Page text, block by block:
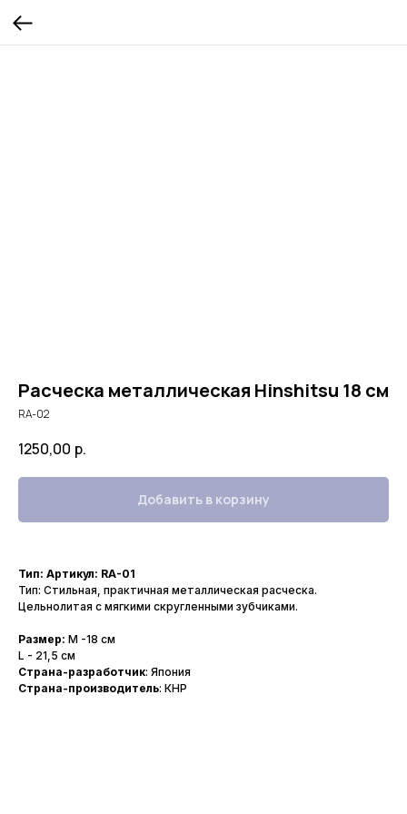
Расческа металлическая Hinshitsu 18 см
RA-02
1250,00 р.
Добавить в корзину
Тип: Артикул: RА-01
Тип: Стильная, практичная металлическая расческа.
Цельнолитая с мягкими скругленными зубчиками.
Размер: M -18 см
L - 21,5 см
Страна-разработчик: Япония
Страна-производитель: КНР